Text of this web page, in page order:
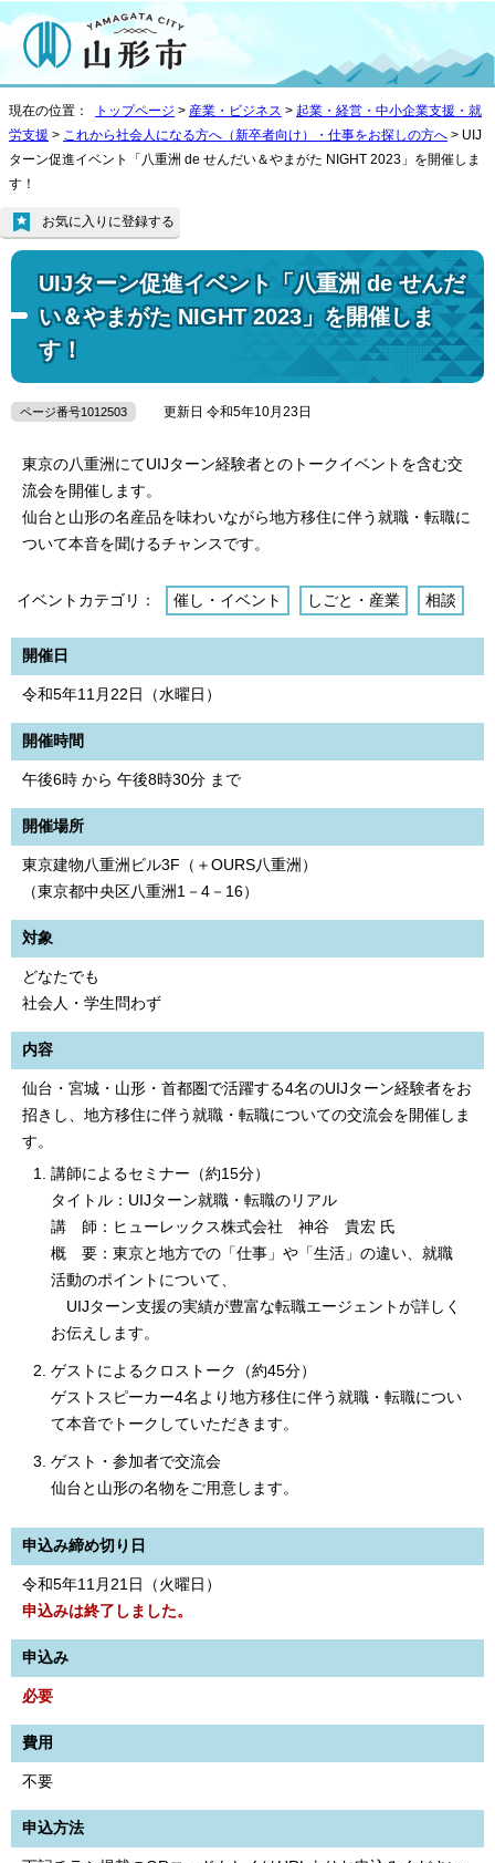
現在の位置： トップページ > 産業・ビジネス > 起業・経営・中小企業支援・就
労支援 > これから社会人になる方へ（新卒者向け）・仕事をお探しの方へ > UIJ
ターン促進イベント「八重洲 de せんだい＆やまがた NIGHT 2023」を開催しま
す！
UIJターン促進イベント「八重洲 de せんだ
い＆やまがた NIGHT 2023」を開催しま
す！
お気に入りに登録する
ページ番号1012503 更新日 令和5年10月23日
東京の八重洲にてUIJターン経験者とのトークイベントを含む交
流会を開催します。
仙台と山形の名産品を味わいながら地方移住に伴う就職・転職に
ついて本音を聞けるチャンスです。
イベントカテゴリ： 催し・イベント しごと・産業 相談
開催日
令和5年11月22日（水曜日）
開催時間
午後6時 から 午後8時30分 まで
開催場所
東京建物八重洲ビル3F（＋OURS八重洲）
（東京都中央区八重洲1－4－16）
対象
どなたでも
社会人・学生問わず
内容
仙台・宮城・山形・首都圏で活躍する4名のUIJターン経験者をお
招きし、地方移住に伴う就職・転職についての交流会を開催しま
す。
講師によるセミナー（約15分）
タイトル：UIJターン就職・転職のリアル
講 師：ヒューレックス株式会社 神谷 貴宏 氏
概 要：東京と地方での「仕事」や「生活」の違い、就職
活動のポイントについて、
UIJターン支援の実績が豊富な転職エージェントが詳しく
お伝えします。
ゲストによるクロストーク（約45分）
ゲストスピーカー4名より地方移住に伴う就職・転職につい
て本音でトークしていただきます。
ゲスト・参加者で交流会
仙台と山形の名物をご用意します。
申込み締め切り日
令和5年11月21日（火曜日）
申込みは終了しました。
申込み
必要
費用
不要
申込方法